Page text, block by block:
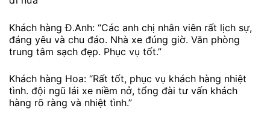
Khách hàng Đ.Anh: “Các anh chị nhân viên rất lịch sự,
đáng yêu và chu đáo. Nhà xe đúng giờ. Văn phòng
trung tâm sạch đẹp. Phục vụ tốt.”
Khách hàng Hoa: “Rất tốt, phục vụ khách hàng nhiệt
tình. đội ngũ lái xe niềm nở, tổng đài tư vấn khách
hàng rõ ràng và nhiệt tình.”